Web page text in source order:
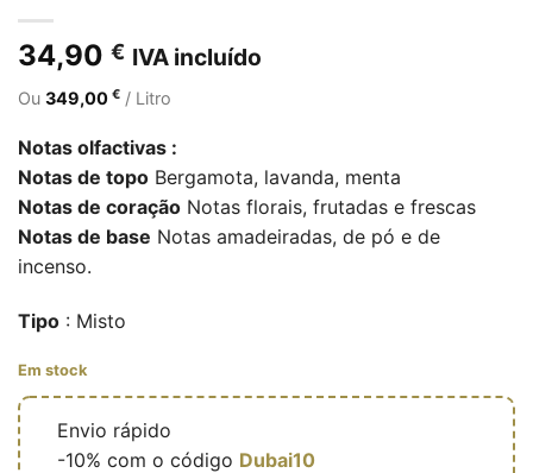
34,90 € IVA incluído
Ou 349,00 € / Litro
Notas olfactivas :
Notas de topo Bergamota, lavanda, menta
Notas de coração Notas florais, frutadas e frescas
Notas de base Notas amadeiradas, de pó e de
incenso.
Tipo : Misto
Em stock
Envio rápido
-10% com o código Dubai10